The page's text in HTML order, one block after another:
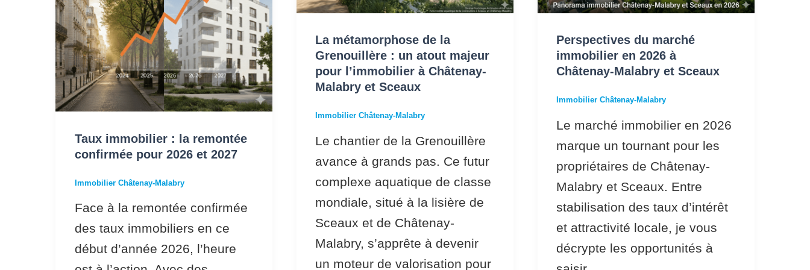
Taux immobilier : la remontée
confirmée pour 2026 et 2027
Immobilier Châtenay-Malabry
Face à la remontée confirmée
des taux immobiliers en ce
début d’année 2026, l’heure
pour
2026
et
2027
La métamorphose de la
Grenouillère : un atout majeur
pour l’immobilier à Châtenay-
Malabry et Sceaux
Immobilier Châtenay-Malabry
Le chantier de la Grenouillère
avance à grands pas. Ce futur
complexe aquatique de classe
mondiale, situé à la lisière de
Sceaux et de Châtenay-
Malabry, s’apprête à devenir
un moteur de valorisation pour
un
majeur
pour
l’immobilier
à
Malabry
et
Sceaux
Perspectives du marché
immobilier en 2026 à
Châtenay-Malabry et Sceaux
Immobilier Châtenay-Malabry
Le marché immobilier en 2026
marque un tournant pour les
propriétaires de Châtenay-
Malabry et Sceaux. Entre
stabilisation des taux d’intérêt
et attractivité locale, je vous
décrypte les opportunités à
2026
Châtenay-
Malabry